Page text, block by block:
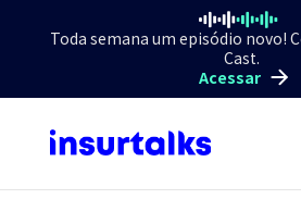
Toda semana um episódio novo!
Cast.
Acessar